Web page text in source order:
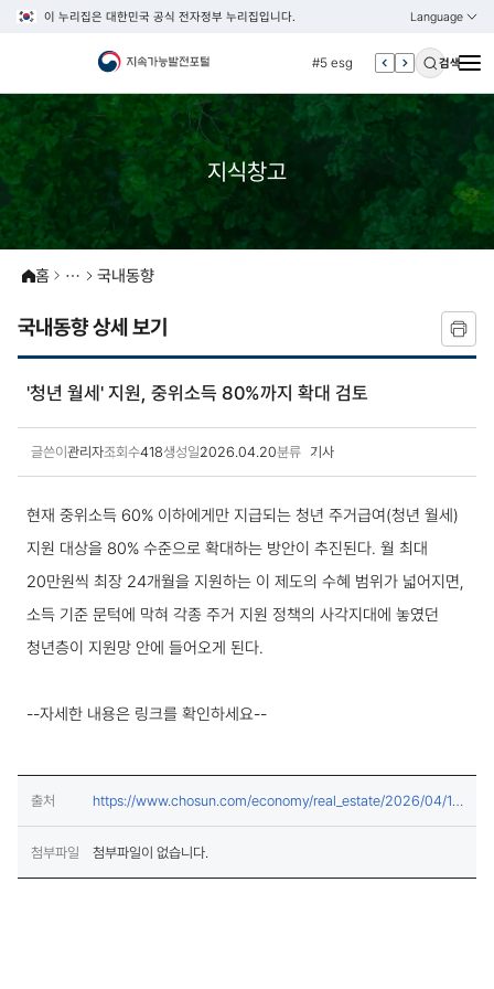
이 누리집은 대한민국 공식 전자정부 누리집입니다. Language
열기
KOREAN
ENGLISH
#5 esg
#6 빈곤
#7 un
#1 경제
#7 un
검색
지식창고
홈 국내동향
국내동향 상세 보기
'청년 월세' 지원, 중위소득 80%까지 확대 검토
글쓴이 관리자조회수418생성일2026.04.20분류 기사
현재 중위소득 60% 이하에게만 지급되는 청년 주거급여(청년 월세)
지원 대상을 80% 수준으로 확대하는 방안이 추진된다. 월 최대
20만원씩 최장 24개월을 지원하는 이 제도의 수혜 범위가 넓어지면,
소득 기준 문턱에 막혀 각종 주거 지원 정책의 사각지대에 놓였던
청년층이 지원망 안에 들어오게 된다.
--자세한 내용은 링크를 확인하세요--
출처
https://www.chosun.com/economy/real_estate/2026/04/14
/CRBYKKR7MRFJDFO4YVQKEUJH4I/
첨부파일
첨부파일이 없습니다.